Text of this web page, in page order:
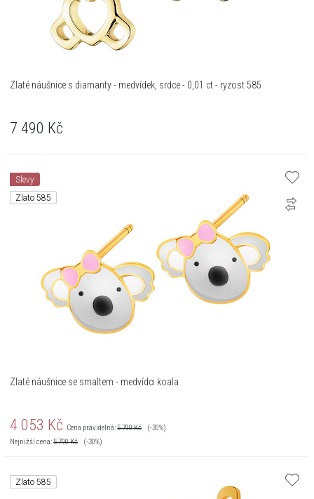
Zlaté náušnice s diamanty - medvídek, srdce - 0,01 ct - ryzost 585
7 490 Kč
Slevy
Zlato 585
Zlaté náušnice se smaltem - medvídci koala
4 053 Kč Cena pravidelná:5 790Kč
(-30%)
Nejnižší cena:5 790Kč (-30%)
Zlato 585